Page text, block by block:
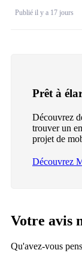
Publié il y a 17 jours
Prêt à
Découvrez
trouver un
projet de
Découvrez
Votre avis
Qu'avez-vous